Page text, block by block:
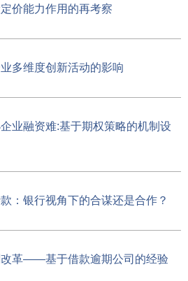
价能力作用的再考察
多维度创新活动的影响
业融资难:基于期权策略的机制设
：银行视角下的合谋还是合作？
革——基于借款逾期公司的经验